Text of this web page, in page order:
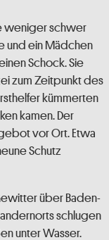
weniger schwer
und ein Mädchen
Schock. Sie
zum Zeitpunkt des
kümmerten
kamen. Der
vor Ort. Etwa
Schutz
über Baden-
schlugen
unter Wasser.